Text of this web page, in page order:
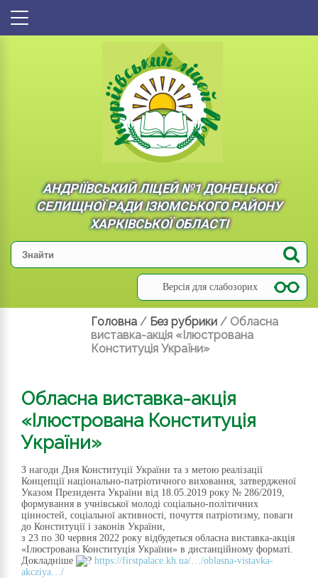
АНДРІЇВСЬКИЙ ЛІЦЕЙ №1 ДОНЕЦЬКОЇ
СЕЛИЩНОЇ РАДИ ІЗЮМСЬКОГО РАЙОНУ
ХАРКІВСЬКОЇ ОБЛАСТІ
Версія для слабозорих
Головна / Без рубрики / Обласна
виставка-акція «Ілюстрована
Конституція України»
Обласна виставка-акція
«Ілюстрована Конституція
України»
З нагоди Дня Конституції України та з метою реалізації
Концепції національно-патріотичного виховання, затвердженої
Указом Президента України від 18.05.2019 року № 286/2019,
формування в учнівської молоді соціально-політичних
цінностей, соціальної активності, почуття патріотизму, поваги
до Конституції і законів України,
з 23 по 30 червня 2022 року відбудеться обласна виставка-акція
«Ілюстрована Конституція України» в дистанційному форматі.
Докладніше
https://firstpalace.kh.ua/…/oblasna-vistavka-
akcziya…/